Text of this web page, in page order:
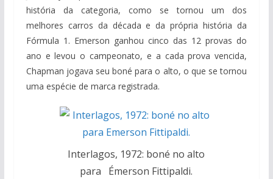
história da categoria, como se tornou um dos
melhores carros da década e da própria história da
Fórmula 1. Emerson ganhou cinco das 12 provas do
ano e levou o campeonato, e a cada prova vencida,
Chapman jogava seu boné para o alto, o que se tornou
uma espécie de marca registrada.
Interlagos, 1972: boné no alto
para Émerson Fittipaldi.